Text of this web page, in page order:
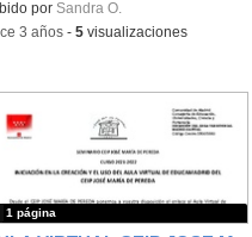
educativo.
por Sandra O.
3 años -5 visualizaciones
1 página